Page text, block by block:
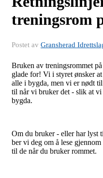
treningsrom
Postet av Gransherad
Bruken av treningsrommet
glade for! Vi i styret ønsker
alle i bygda, men vi er nødt
til når vi bruker det - slik at
bygda.
Om du bruker - eller har lyst
ber vi deg om å lese
til de når du bruker rommet.